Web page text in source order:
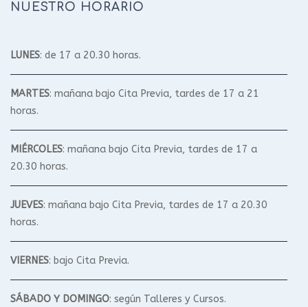
NUESTRO HORARIO
LUNES: de 17 a 20.30 horas.
MARTES: mañana bajo Cita Previa, tardes de 17 a 21
horas.
MIÉRCOLES: mañana bajo Cita Previa, tardes de 17 a
20.30 horas.
JUEVES: mañana bajo Cita Previa, tardes de 17 a 20.30
horas.
VIERNES: bajo Cita Previa.
SÁBADO Y DOMINGO: según Talleres y Cursos.